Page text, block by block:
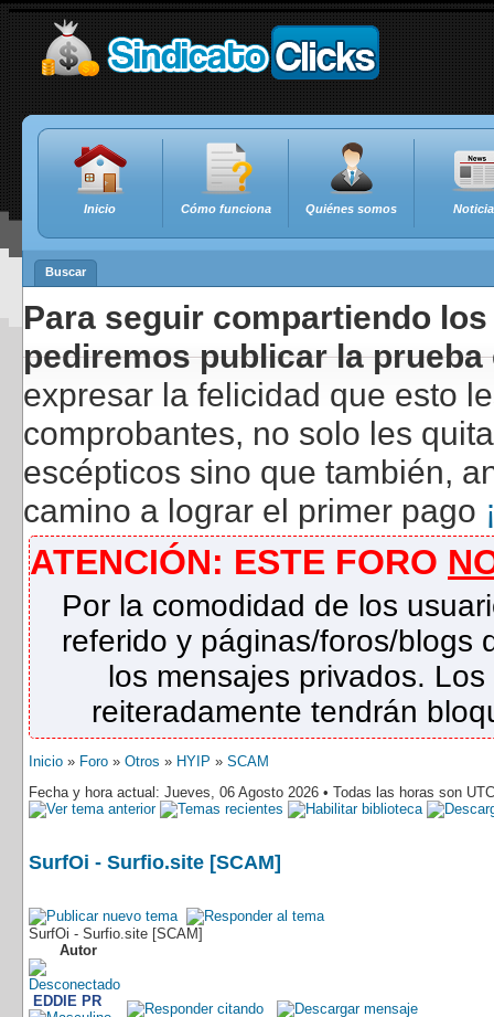
Inicio Cómo funciona Quiénes somos
Buscar
Para seguir compartiendo
pediremos publicar la
expresar la felicidad que esto
comprobantes, no solo les
escépticos sino que también,
camino a lograr el primer pago
ATENCIÓN: ESTE FORO
Por la comodidad de los
referido y páginas/foros/blogs
los mensajes privados.
reiteradamente tendrán
Inicio » Foro » Otros » HYIP » SCAM
Fecha y hora actual: Jueves, 06 Agosto 2026 • Todas las horas son
SurfOi - Surfio.site [SCAM]
SurfOi - Surfio.site [SCAM]
Autor
EDDIE PR